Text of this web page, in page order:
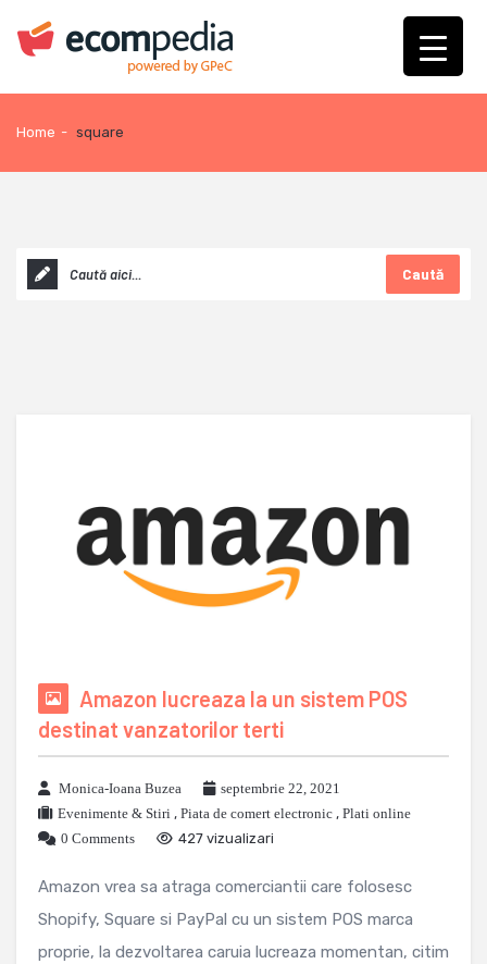
Home - square
Caută
Amazon lucreaza la un sistem POS
destinat vanzatorilor terti
Monica-Ioana Buzea
septembrie 22, 2021
Evenimente & Stiri , Piata de comert electronic , Plati online
0 Comments
427 vizualizari
Amazon vrea sa atraga comerciantii care folosesc
Shopify, Square si PayPal cu un sistem POS marca
proprie, la dezvoltarea caruia lucreaza momentan, citim